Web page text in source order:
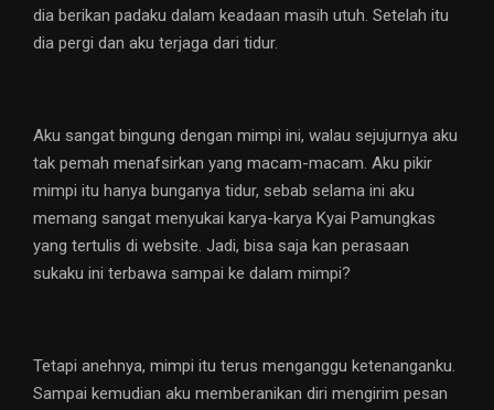
dia berikan padaku dalam keadaan masih utuh. Setelah itu
dia pergi dan aku terjaga dari tidur.
Aku sangat bingung dengan mimpi ini, walau sejujurnya aku
tak pemah menafsirkan yang macam-macam. Aku pikir
mimpi itu hanya bunganya tidur, sebab selama ini aku
memang sangat menyukai karya-karya Kyai Pamungkas
yang tertulis di website. Jadi, bisa saja kan perasaan
sukaku ini terbawa sampai ke dalam mimpi?
Tetapi anehnya, mimpi itu terus menganggu ketenanganku.
Sampai kemudian aku memberanikan diri mengirim pesan